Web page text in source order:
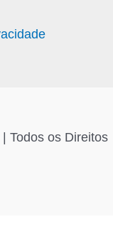
| Todos os Direitos